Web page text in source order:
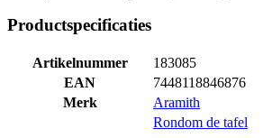
Productspecificaties
Artikelnummer
183085
EAN
7448118846876
Merk
Aramith
Rondom de tafel